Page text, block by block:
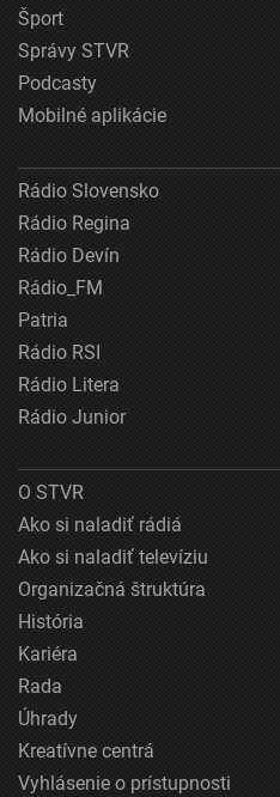
Šport
Správy STVR
Podcasty
Mobilné aplikácie
Rádio Slovensko
Rádio Regina
Rádio Devín
Rádio_FM
Patria
Rádio RSI
Rádio Litera
Rádio Junior
O STVR
Ako si naladiť rádiá
Ako si naladiť televíziu
Organizačná štruktúra
História
Kariéra
Rada
Úhrady
Kreatívne centrá
Vyhlásenie o prístupnosti